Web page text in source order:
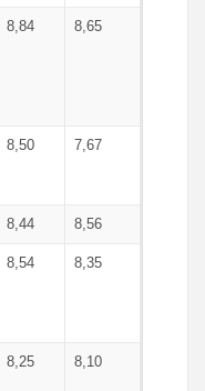
8,84 8,65
8,50 7,67
8,44 8,56
8,54 8,35
8,25 8,10